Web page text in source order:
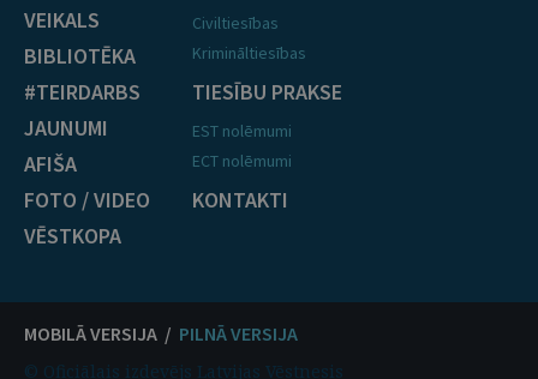
VEIKALS
BIBLIOTĒKA
#TEIRDARBS
JAUNUMI
AFIŠA
FOTO / VIDEO
VĒSTKOPA
Civiltiesības
Krimināltiesības
TIESĪBU PRAKSE
EST nolēmumi
ECT nolēmumi
KONTAKTI
MOBILĀ VERSIJA / PILNĀ VERSIJA
© Oficiālais izdevējs Latvijas Vēstnesis